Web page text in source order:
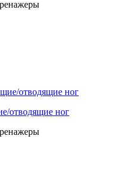
отводящие ног